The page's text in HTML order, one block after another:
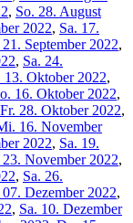
, So. 28. August
2022, Sa. 17.
September 2022,
, Sa. 24.
13. Oktober 2022,
16. Oktober 2022,
Fr. 28. Oktober 2022,
16. November
2022, Sa. 19.
November 2022,
, Sa. 26.
Dezember 2022,
, Sa. 10. Dezember